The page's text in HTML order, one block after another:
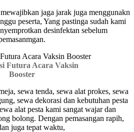
jaga jarak juga menggunakn
peserta, Yang pastinga sudah kami
desinfektan sebelum
Futura Acara Vaksin
Booster
sewa tenda, sewa alat prokes, sewa
sewa dekorasi dan kebutuhan pesta
alat pesta kami sangat wajar dan
bolong. Dengan pemasangan rapih,
juga tepat waktu,